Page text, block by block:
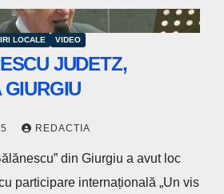
LOCALE VIDEO
JUDETZ,
REDACTIA
din Giurgiu a avut loc
participare internațională „Un vis